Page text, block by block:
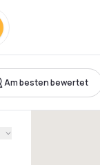
Am besten bewertet